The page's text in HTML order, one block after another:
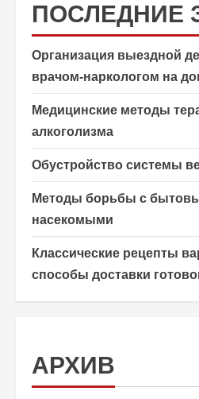
ПОСЛЕДНИЕ
Организация выездной
врачом-наркологом на
Медицинские методы
алкоголизма
Обустройство системы
Методы борьбы с
насекомыми
Классические рецепты
способы доставки
АРХИВ